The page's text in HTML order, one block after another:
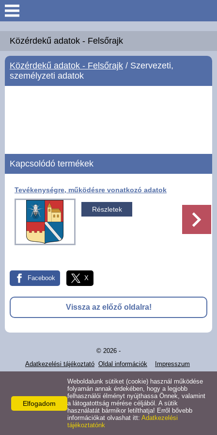
Keresés
Köszöntő
Hírek
Közérdekű adatok -
Galéria
Pályázatok
Alsórajk
EFOP-1.5.2-16-2017-00008
Közérdekű adatok - Felsőrajk
Közérdekű adatok - Felsőrajk / Szervezeti,
személyzeti adatok
Kapcsolódó termékek
Tevékenységre, működésre vonatkozó adatok
Részletek
Facebook X
Vissza az előző oldalra!
© 2026 -
Adatkezelési tájékoztató Oldal információk Impresszum
Elfogadom
Weboldalunk sütiket (cookie) használ működése
folyamán annak érdekében, hogy a legjobb
felhasználói élményt nyújthassa Önnek, valamint
a látogatottság mérése céljából. A sütik
használatát bármikor letilthatja! Erről bővebb
információkat olvashat itt: Adatkezelési
tájékoztatónk